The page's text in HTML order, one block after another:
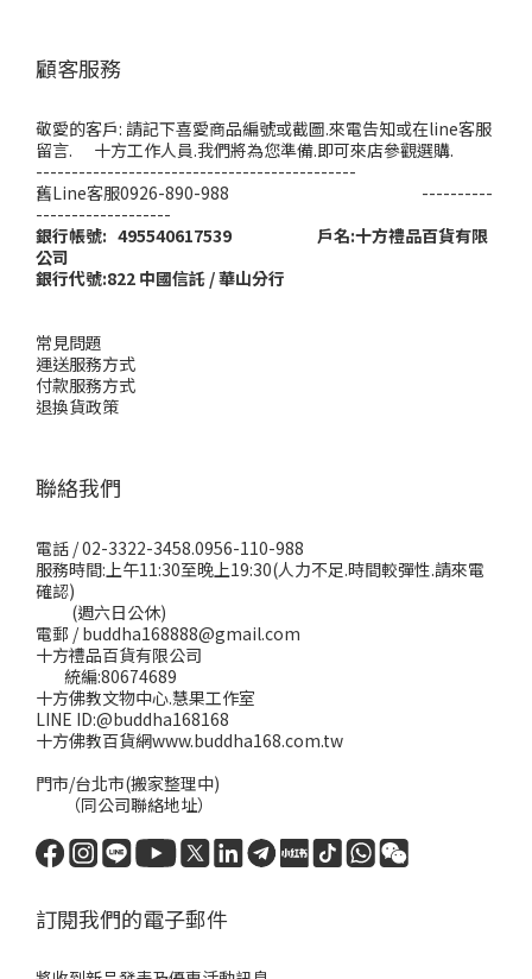
顧客服務
敬愛的客戶: 請記下喜愛商品編號或截圖.來電告知或在line客服
留言. 十方工作人員.我們將為您準備.即可來店參觀選購.
---------------------------------------------
舊Line客服0926-890-988 ----------
-------------------
銀行帳號: 495540617539 戶名:十方禮品百貨有限
公司
銀行代號:822 中國信託 / 華山分行
常見問題
運送服務方式
付款服務方式
退換貨政策
聯絡我們
電話 / 02-3322-3458.0956-110-988
服務時間:上午11:30至晚上19:30(人力不足.時間較彈性.請來電
確認)
(週六日公休)
電郵 / buddha168888@gmail.com
十方禮品百貨有限公司
統編:80674689
十方佛教文物中心.慧果工作室
LINE ID:@buddha168168
十方佛教百貨網www.buddha168.com.tw
門市/台北市(搬家整理中)
（同公司聯絡地址）
訂閱我們的電子郵件